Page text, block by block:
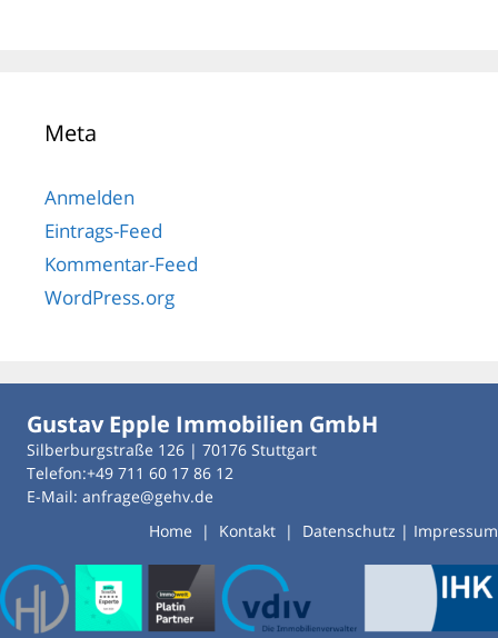
Meta
Anmelden
Eintrags-Feed
Kommentar-Feed
WordPress.org
Gustav Epple Immobilien GmbH
Silberburgstraße 126 | 70176 Stuttgart
Telefon:+49 711 60 17 86 12
E-Mail: anfrage@gehv.de
Home | Kontakt | Datenschutz | Impressum